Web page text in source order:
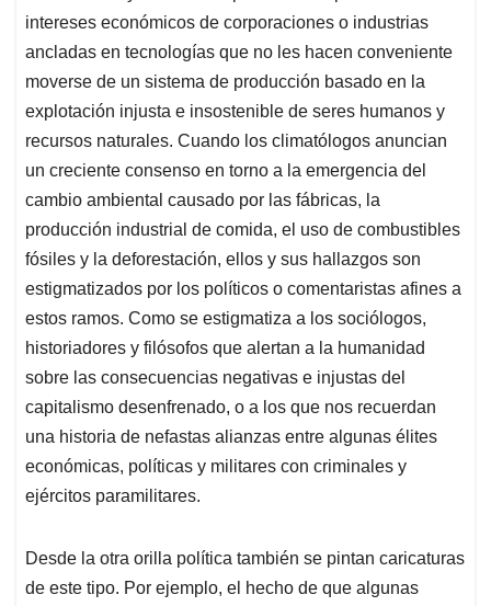
intereses económicos de corporaciones o industrias
ancladas en tecnologías que no les hacen conveniente
moverse de un sistema de producción basado en la
explotación injusta e insostenible de seres humanos y
recursos naturales. Cuando los climatólogos anuncian
un creciente consenso en torno a la emergencia del
cambio ambiental causado por las fábricas, la
producción industrial de comida, el uso de combustibles
fósiles y la deforestación, ellos y sus hallazgos son
estigmatizados por los políticos o comentaristas afines a
estos ramos. Como se estigmatiza a los sociólogos,
historiadores y filósofos que alertan a la humanidad
sobre las consecuencias negativas e injustas del
capitalismo desenfrenado, o a los que nos recuerdan
una historia de nefastas alianzas entre algunas élites
económicas, políticas y militares con criminales y
ejércitos paramilitares.
Desde la otra orilla política también se pintan caricaturas
de este tipo. Por ejemplo, el hecho de que algunas